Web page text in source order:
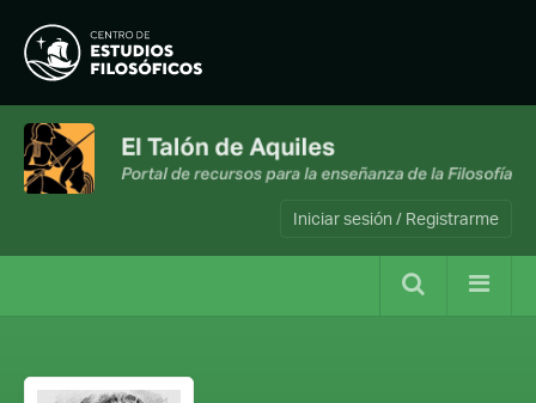
Iniciar sesión / Registrarme